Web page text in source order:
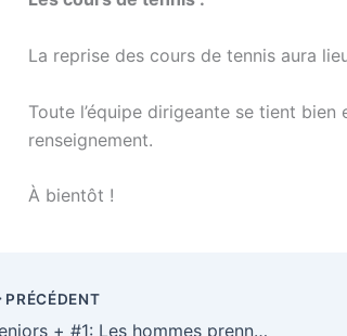
La reprise des cours de tennis aura
Toute l’équipe dirigeante se tient
renseignement.
À bientôt !
PRÉCÉDENT
Seniors + #1: Les hommes prennent la pôle